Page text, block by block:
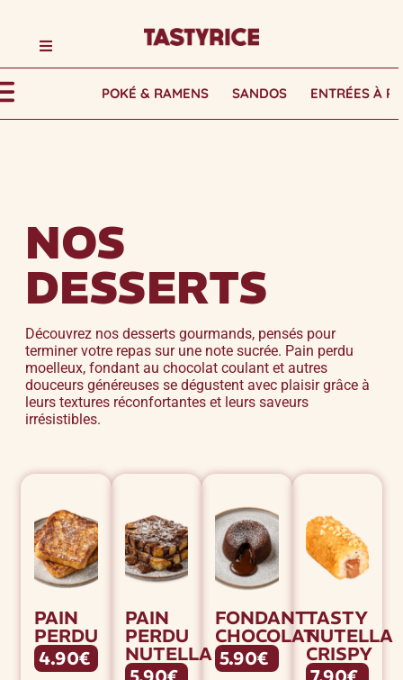
POKÉ & RAMENS SANDOS ENTRÉES À
NOS
DESSERTS
Découvrez nos desserts gourmands, pensés pour
terminer votre repas sur une note sucrée. Pain perdu
moelleux, fondant au chocolat coulant et autres
douceurs généreuses se dégustent avec plaisir grâce à
leurs textures réconfortantes et leurs saveurs
irrésistibles.
PAIN
PERDU
4.90€
PAIN
PERDU
NUTELLA
FONDANT
CHOCOLAT
5.90€
TASTY
NUTELLA
CRISPY